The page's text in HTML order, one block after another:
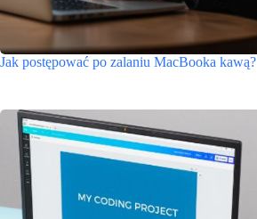
Jak postępować po zalaniu MacBooka kawą?